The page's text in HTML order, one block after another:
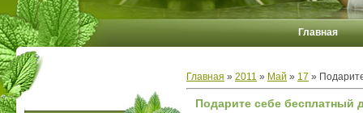
Главная
Главная » 2011 » Май » 17 »
Подарите себе бесплатный